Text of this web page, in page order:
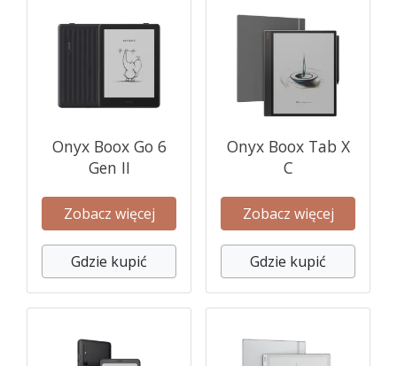
Onyx Boox Go 6
Gen II
Zobacz więcej
Gdzie kupić
Onyx Boox Tab X
C
Zobacz więcej
Gdzie kupić